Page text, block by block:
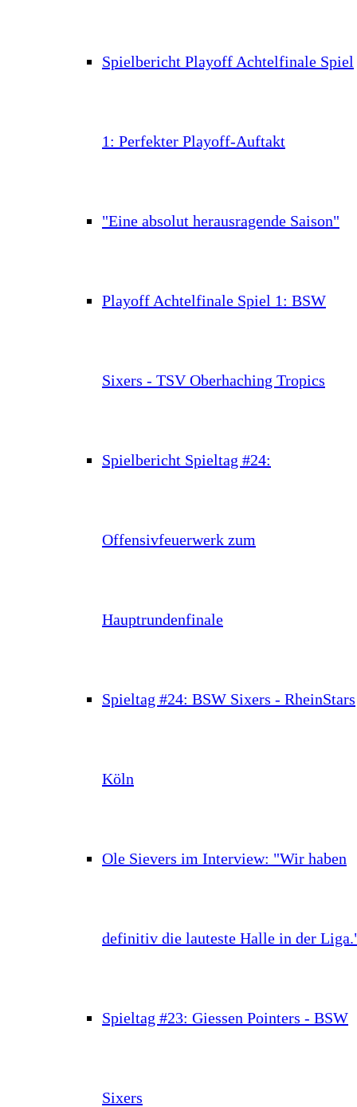
Spielbericht Playoff Achtelfinale Spiel
1: Perfekter Playoff-Auftakt
"Eine absolut herausragende Saison"
Playoff Achtelfinale Spiel 1: BSW
Sixers - TSV Oberhaching Tropics
Spielbericht Spieltag #24:
Offensivfeuerwerk zum
Hauptrundenfinale
Spieltag #24: BSW Sixers - RheinStars
Köln
Ole Sievers im Interview: "Wir haben
definitiv die lauteste Halle in der
Spieltag #23: Giessen Pointers - BSW
Sixers